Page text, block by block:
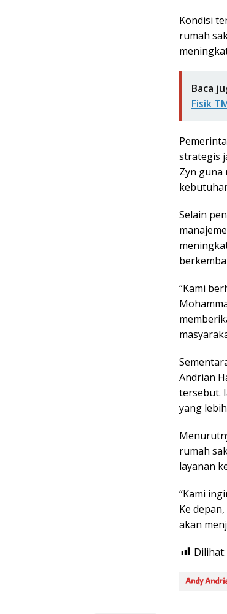
Kondisi
rumah
Baca
Fisik
strategis
Zyn guna
Selain
“Kami
Andrian
tersebut.
yang
rumah
layanan
“Kami
Ke
akan
Dilihat:
Andy